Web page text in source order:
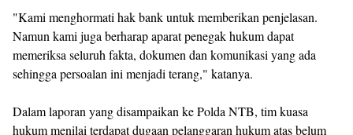
‎"Kami menghormati hak bank untuk memberikan penjelasan.
Namun kami juga berharap aparat penegak hukum dapat
memeriksa seluruh fakta, dokumen dan komunikasi yang ada
sehingga persoalan ini menjadi terang," katanya.
‎Dalam laporan yang disampaikan ke Polda NTB, tim kuasa
hukum menilai terdapat dugaan pelanggaran hukum atas belum